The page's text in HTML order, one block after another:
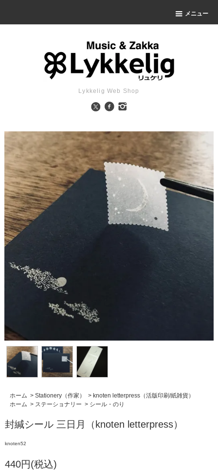
メニュー
Lykkelig Web Shop
ホーム > Stationery（作家） > knoten letterpress（活版印刷/紙雑貨）
ホーム > ステーショナリー > シール・のり
封緘シール 三日月（knoten letterpress）
knoten52
440円(税込)